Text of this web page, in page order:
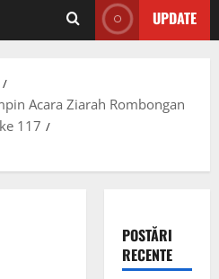
UPDATE
Acara Ziarah Rombongan
117
POSTĂRI
RECENTE